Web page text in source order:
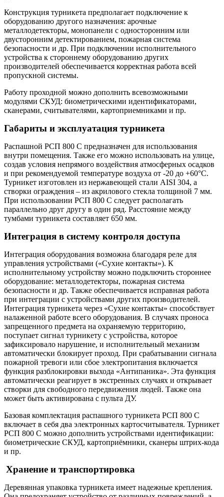
Конструкция турникета предполагает подключение к
оборудованию другого назначения: арочные
металлодетекторы, монопанели с односторонним или
двусторонним детектированием, пожарная система
безопасности и др. При подключении исполнительного
устройства к стороннему оборудованию других
производителей обеспечивается корректная работа всей
пропускной системы.
Работу проходной можно дополнить всевозможными
модулями СКУД: биометрическими идентификаторами,
сканерами, считывателями, картоприемниками и пр.
Габариты и эксплуатация турникета
Распашной РСП 800 С предназначен для использования
внутри помещения. Также его можно использовать на улице,
создав условия непрямого воздействия атмосферных осадков
и при рекомендуемой температуре воздуха от -20 до +60°С.
Турникет изготовлен из нержавеющей стали AISI 304, а
створки ограждения – из акрилового стекла толщиной 7 мм.
При использовании РСП 800 С следует располагать
параллельно друг другу в один ряд. Расстояние между
тумбами турникета составляет 650 мм.
Интеграция в систему контроля доступа
Интеграция оборудования возможна благодаря реле для
управления устройствами («Сухие контакты»). К
исполнительному устройству можно подключить стороннее
оборудование: металлодетекторы, пожарная система
безопасности и др. Также обеспечивается исправная работа
при интеграции с устройствами других производителей.
Интеграция турникета через «Сухие контакты» способствует
налаженной работе всего оборудования. В случаях проноса
запрещенного предмета на охраняемую территорию,
поступает сигнал турникету с устройства, которое
зафиксировало нарушение, и исполнительный механизм
автоматически блокирует проход. При срабатывании сигнала
пожарной тревоги или сбое электропитания включается
функция разблокировки выхода «Антипаника». Эта функция
автоматически реагирует в экстренных случаях и открывает
створки для свободного передвижения людей. Также она
может быть активирована с пульта ДУ.
Базовая комплектация распашного турникета РСП 800 С
включает в себя два электронных картосчитывателя. Турникет
РСП 800 С можно дополнить устройствами идентификации:
биометрические СКУД, картоприёмники, сканеры штрих-кода
и пр.
Хранение и транспортировка
Деревянная упаковка турникета имеет надежные крепления.